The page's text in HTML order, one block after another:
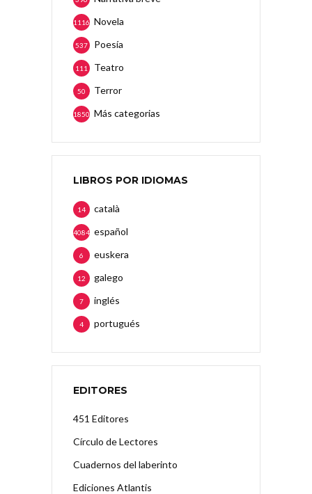
Novela
1116
Poesía
537
Teatro
111
Terror
50
Más categorias
1850
LIBROS POR IDIOMAS
català
14
español
4084
euskera
6
galego
12
inglés
7
portugués
4
EDITORES
451 Editores
Círculo de Lectores
Cuadernos del laberinto
Ediciones Atlantis